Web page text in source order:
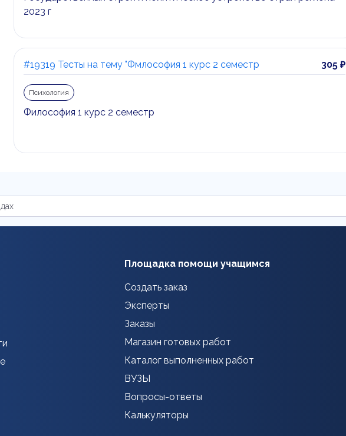
2023 г
#19319 Тесты на тему "Фмлософия 1 курс 2 семестр 305 ₽
Психология
Философия 1 курс 2 семестр
Площадка помощи учащимся
Создать заказ
Эксперты
Заказы
Магазин готовых работ
Каталог выполненных работ
ВУЗЫ
Вопросы-ответы
Калькуляторы